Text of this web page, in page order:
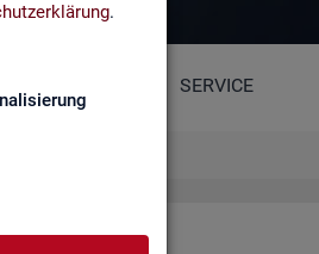
.
SERVICE